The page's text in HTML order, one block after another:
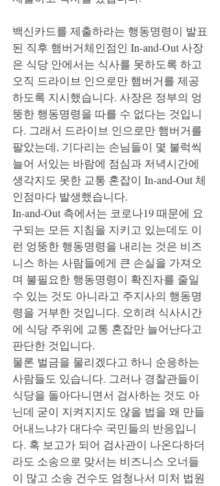
백신카드를 제출하라는 행동명령이 발표
된 직후 햄버거체인점인 In-and-Out 사장
은 식당 안에서는 식사를 못하도록 하고
오직 드라이브 인으로만 햄버거를 제공
하도록 지시했습니다. 사장은 정부의 엉
뚱한 행동명령을 따를 수 없다는 것입니
다. 그래서 드라이브 인으로만 햄버거를
팔았는데, 기다리는 손님들이 몇 불럭씩
늘어 서있는 바람에 점심과 저녁시간에
생각지도 못한 교통 혼잡이 In-and-Out 체
인점마다 발생했습니다.
In-and-Out 측에서는 코로나19 때문에 요
구되는 모든 지침을 지키고 있는데도 이
런 엉뚱한 행동명령을 내리는 것은 비즈
니스 하는 사람들에게 큰 손실을 가져오
며 불필요한 행동명령이 확진자를 줄일
수 있는 것도 아니라고 주지사의 행동명
령을 거부한 것입니다. 오히려 식사시간
에 식당 주위에 교통 혼잡만 늘어난다고
판단한 것입니다.
물론 벌금을 물리겠다고 하니 순응하는
사람들도 있습니다. 그러나 경찰관들이
식당을 돌아다니면서 검사하는 것도 아
닌데 굳이 지켜지지도 않을 법을 왜 만들
어내느냐가 대다수 국민들의 반응입니
다. 혹 보고가 되어 검사관이 나온다하더
라도 소송으로 맞서는 비즈니스 오너들
이 많고 소송 건수도 엄청나서 미처 법원